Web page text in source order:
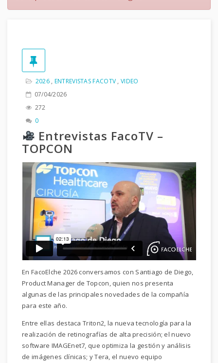
2026, ENTREVISTAS FACOTV ,VIDEO
07/04/2026
272
0
Entrevistas FacoTV –
TOPCON
En FacoElche 2026 conversamos con Santiago de Diego,
Product Manager de Topcon, quien nos presenta
algunas de las principales novedades de la compañía
para este año.
Entre ellas destaca Triton2, la nueva tecnología para la
realización de retinografías de alta precisión; el nuevo
software IMAGEnet7, que optimiza la gestión y análisis
de imágenes clínicas; y Tera, el nuevo equipo